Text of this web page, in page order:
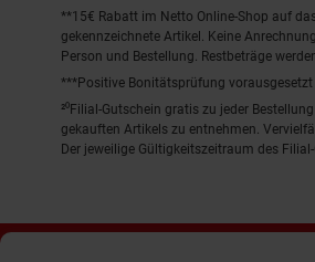
**15€ Rabatt im Netto Online-Shop auf
gekennzeichnete Artikel. Keine
Person und Bestellung. Restbeträge
***Positive Bonitätsprüfung vorausgesetzt
²⁰Filial-Gutschein gratis zu jeder
gekauften Artikels zu entnehmen.
Der jeweilige Gültigkeitszeitraum des